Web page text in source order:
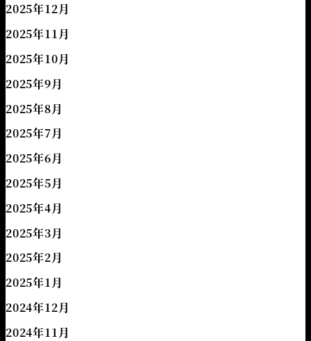
2025年12月
2025年11月
2025年10月
2025年9月
2025年8月
2025年7月
2025年6月
2025年5月
2025年4月
2025年3月
2025年2月
2025年1月
2024年12月
2024年11月